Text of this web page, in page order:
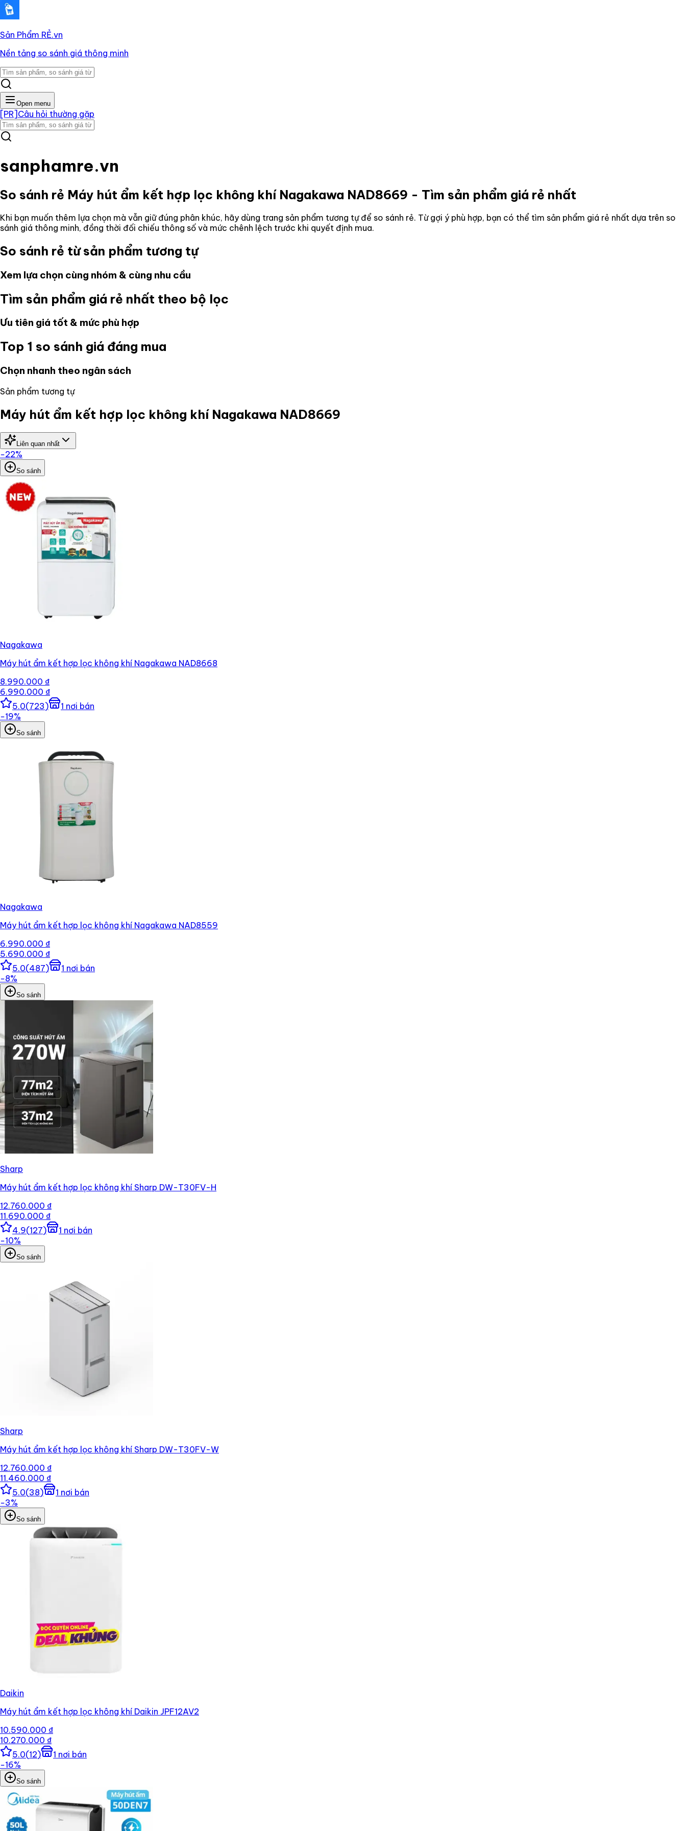
Sản Phẩm RẺ.vn
Nền tảng so sánh giá thông minh
Open menu
[PR] Câu hỏi thường gặp
sanphamre.vn
So sánh rẻ Máy hút ẩm kết hợp lọc không khí Nagakawa NAD8669 - Tìm sản phẩm giá rẻ nhất
Khi bạn muốn thêm lựa chọn mà vẫn giữ đúng phân khúc, hãy dùng trang sản phẩm tương tự để so sánh rẻ. Từ gợi ý phù hợp, bạn có thể tìm sản phẩm giá rẻ nhất dựa trên so
sánh giá thông minh, đồng thời đối chiếu thông số và mức chênh lệch trước khi quyết định mua.
So sánh rẻ từ sản phẩm tương tự
Xem lựa chọn cùng nhóm & cùng nhu cầu
Tìm sản phẩm giá rẻ nhất theo bộ lọc
Ưu tiên giá tốt & mức phù hợp
Top 1 so sánh giá đáng mua
Chọn nhanh theo ngân sách
Sản phẩm tương tự
Máy hút ẩm kết hợp lọc không khí Nagakawa NAD8669
Liên quan nhất
−22%
So sánh
Nagakawa
Máy hút ẩm kết hợp lọc không khí Nagakawa NAD8668
8.990.000 ₫
6.990.000 ₫
5.0(723) 1 nơi bán
−19%
So sánh
Nagakawa
Máy hút ẩm kết hợp lọc không khí Nagakawa NAD8559
6.990.000 ₫
5.690.000 ₫
5.0(487) 1 nơi bán
−8%
So sánh
Sharp
Máy hút ẩm kết hợp lọc không khí Sharp DW-T30FV-H
12.760.000 ₫
11.690.000 ₫
4.9(127) 1 nơi bán
−10%
So sánh
Sharp
Máy hút ẩm kết hợp lọc không khí Sharp DW-T30FV-W
12.760.000 ₫
11.460.000 ₫
5.0(38) 1 nơi bán
−3%
So sánh
Daikin
Máy hút ẩm kết hợp lọc không khí Daikin JPF12AV2
10.590.000 ₫
10.270.000 ₫
5.0(12) 1 nơi bán
−16%
So sánh